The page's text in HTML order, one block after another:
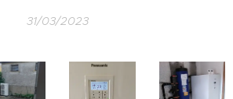
31/03/2023